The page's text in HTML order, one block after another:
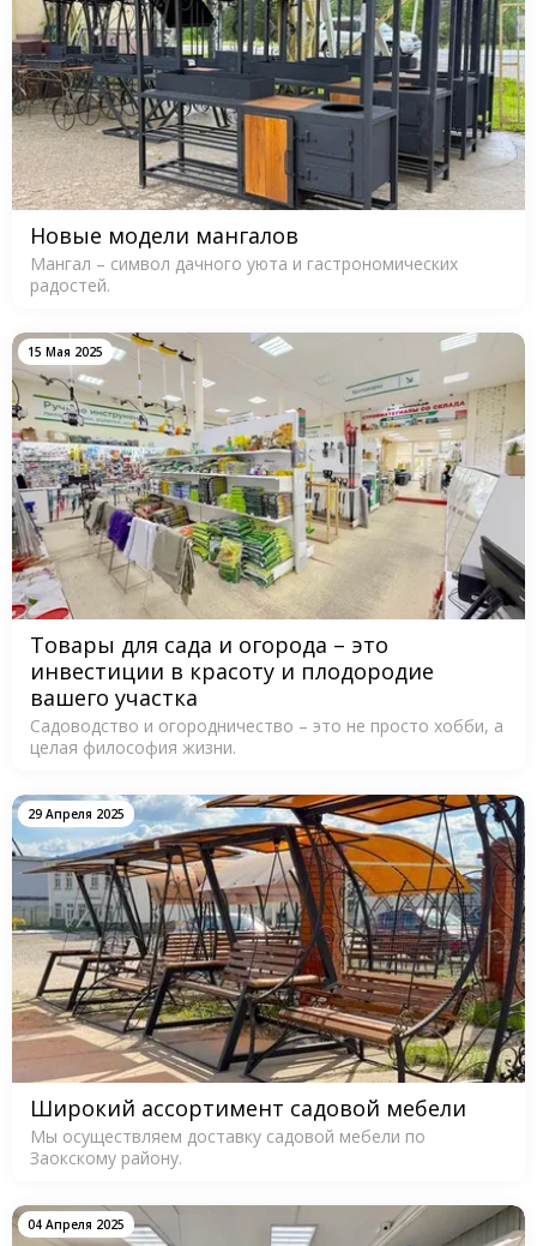
Новые модели мангалов
Мангал – символ дачного уюта и гастрономических
радостей.
15 Мая 2025
Товары для сада и огорода – это
инвестиции в красоту и плодородие
вашего участка
Садоводство и огородничество – это не просто хобби, а
целая философия жизни.
29 Апреля 2025
Широкий ассортимент садовой мебели
Мы осуществляем доставку садовой мебели по
Заокскому району.
04 Апреля 2025